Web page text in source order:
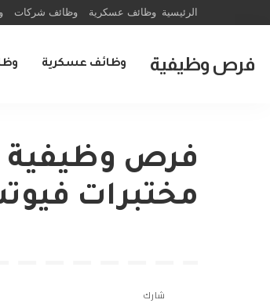
الرئيسية وظائف عسكرية وظائف شركات
فرص وظيفية وظائف عسكرية
فرص وظيفية
مختبرات
شارك